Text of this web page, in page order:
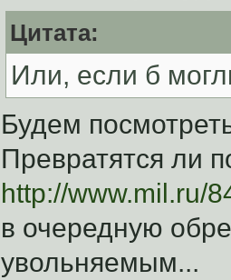
Цитата:
Или, если б
Будем
Превратятся ли
http://www.mil.ru/
в очередную
увольняемым...